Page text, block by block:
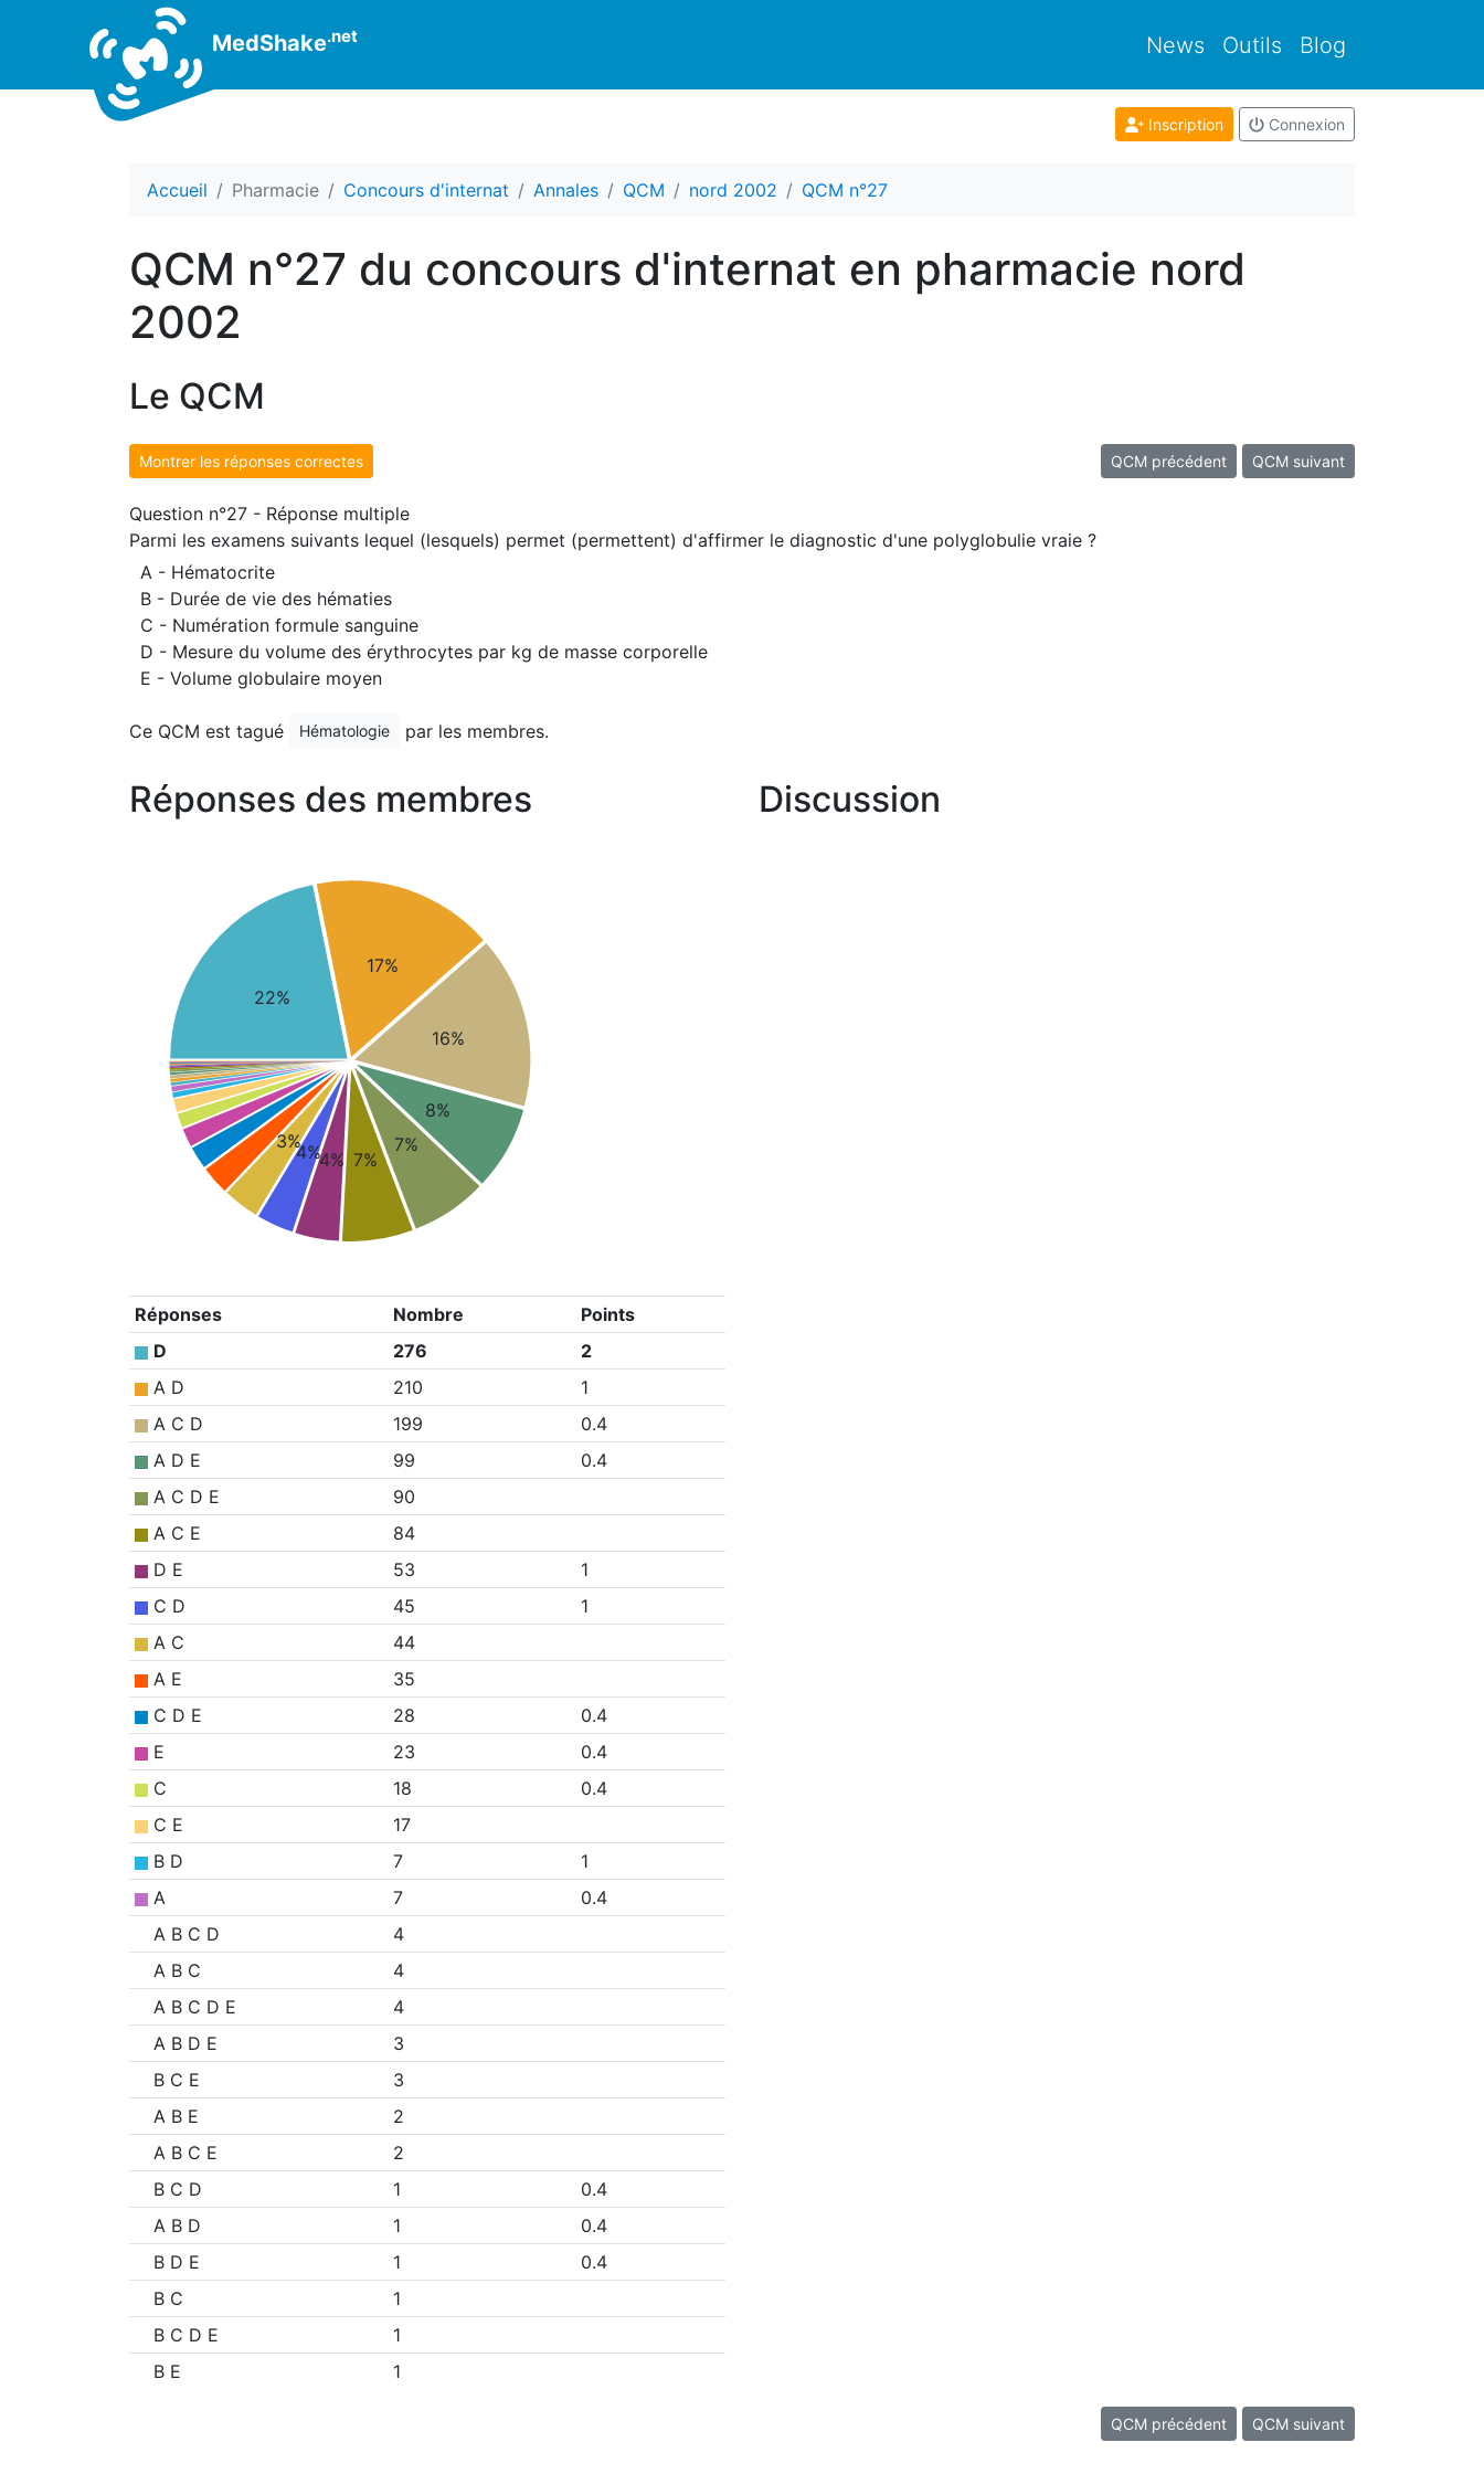
MedShake.net News Outils Blog
Inscription Connexion
Accueil Pharmacie Concours d'internat Annales QCM nord 2002 QCM n°27
QCM n°27 du concours d'internat en pharmacie nord
2002
Le QCM
Montrer les réponses correctes QCM précédent QCM suivant
Question n°27 - Réponse multiple
Parmi les examens suivants lequel (lesquels) permet (permettent) d'affirmer le diagnostic d'une polyglobulie vraie ?
A - Hématocrite
B - Durée de vie des hématies
C - Numération formule sanguine
D - Mesure du volume des érythrocytes par kg de masse corporelle
E - Volume globulaire moyen
Ce QCM est tagué Hématologie par les membres.
Réponses des membres
22%
17%
16%
8%
7%
7%
4%
4%
3%
Réponses Nombre
Points
D
276
2
A D
210
1
A C D
199
0.4
A D E
99
0.4
A C D E
90
A C E
84
D E
53
1
C D
45
1
A C
44
A E
35
C D E
28
0.4
E
23
0.4
C
18
0.4
C E
17
B D
7
1
A
7
0.4
A B C D
4
A B C
4
A B C D E
4
A B D E
3
B C E
3
A B E
2
A B C E
2
B C D
1
0.4
A B D
1
0.4
B D E
1
0.4
B C
1
B C D E
1
B E
1
Discussion
QCM précédent QCM suivant